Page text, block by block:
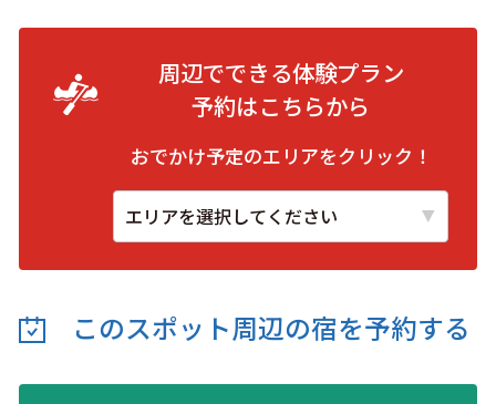
周辺でできる体験プラン
予約はこちらから
おでかけ予定のエリアをクリック！
このスポット周辺の宿を予約する